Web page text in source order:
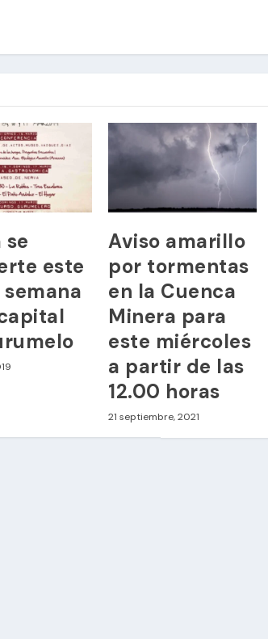
se
este
Aviso amarillo
por tormentas
en la Cuenca
Minera para
este miércoles
a partir de las
12.00 horas
21 septiembre, 2021